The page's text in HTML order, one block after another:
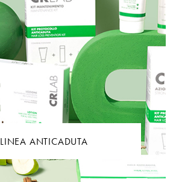
LINEA ANTICADUTA